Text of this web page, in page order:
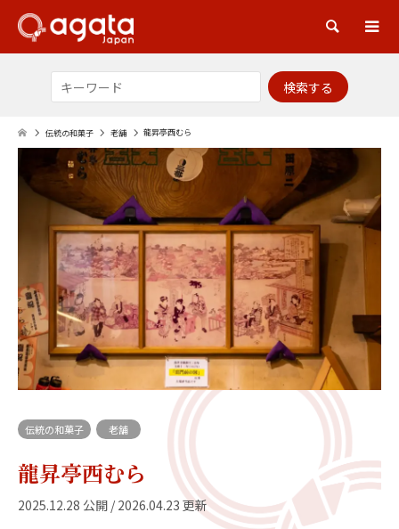
検索
伝統の和菓子 老舗 龍昇亭西むら
伝統の和菓子 老舗
龍昇亭西むら
2025.12.28 公開 / 2026.04.23 更新